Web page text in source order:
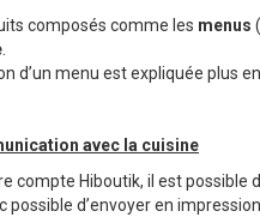
composés comme les menus
d’un menu est expliquée plus
avec la cuisine
compte Hiboutik, il est possible
possible d’envoyer en